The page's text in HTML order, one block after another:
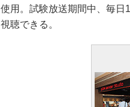
使用。試験放送期間中、毎日
視聴できる。